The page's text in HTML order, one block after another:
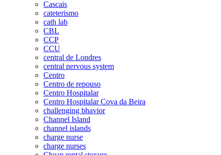
Cascais
cateterismo
cath lab
CBL
CCP
CCU
central de Londres
central nervous system
Centro
Centro de repouso
Centro Hospitalar
Centro Hospitalar Cova da Beira
challenging bhavior
Channel Island
channel islands
charge nurse
charge nurses